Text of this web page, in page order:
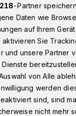
(11. März
/ Engelshöhe in
Jahre
für rund 258.000
218-Partner
Daten wie
auf Ihrem
aktivieren Sie
und unsere Partner
Dienste
von Alle
werden
sind, sind
nicht mehr